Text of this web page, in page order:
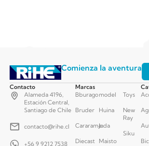
Comienza la aventura
Contacto
Alameda 4196,
Estación Central,
Santiago de Chile
contacto@rihe.cl
+56 9 9212 7538
Marcas
Bburago
Bruder
Cararama
Diecast
model
Huina
Jada
Maisto
Toys
New
Ray
Siku